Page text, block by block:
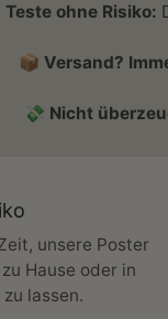
Teste ohne Risiko:
📦 Versand?
💸 Nicht
unsere Poster
Hause oder in
lassen.